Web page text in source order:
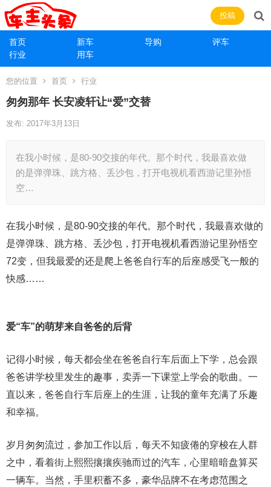
首页 新车 导购
评车
行业
用车
投稿
您的位置 首页 行业
匆匆那年 长安凌轩让“爱”交替
发布: 2017年3月13日
在我小时候，是80-90交接的年代。那个时代，我最喜欢做
的是弹弹珠、跳方格、丢沙包，打开电视机看西游记里孙悟
空…
在我小时候，是80-90交接的年代。那个时代，我最喜欢做的
是弹弹珠、跳方格、丢沙包，打开电视机看西游记里孙悟空
72变，但我最爱的还是爬上爸爸自行车的后座感受飞一般的
快感……
爱“车”的萌芽来自爸爸的后背
记得小时候，每天都会坐在爸爸自行车后面上下学，总会跟
爸爸讲学校里发生的趣事，卖弄一下课堂上学会的歌曲。一
直以来，爸爸自行车后座上的生涯，让我的童年充满了乐趣
和幸福。
岁月匆匆流过，参加工作以后，每天不知疲倦的穿梭在人群
之中，看着街上熙熙攘攘疾驰而过的汽车，心里暗暗盘算买
一辆车。当然，手里积蓄不多，豪华品牌不在考虑范围之